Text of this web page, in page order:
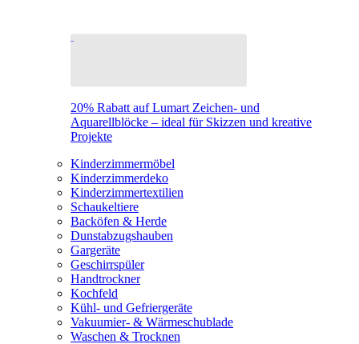
20% Rabatt auf Lumart Zeichen- und
Aquarellblöcke – ideal für Skizzen und kreative
Projekte
Kinderzimmermöbel
Kinderzimmerdeko
Kinderzimmertextilien
Schaukeltiere
Backöfen & Herde
Dunstabzugshauben
Gargeräte
Geschirrspüler
Handtrockner
Kochfeld
Kühl- und Gefriergeräte
Vakuumier- & Wärmeschublade
Waschen & Trocknen